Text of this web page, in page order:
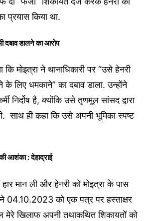
प्रयास किया था.
दबाव डालने का आरोप
मोइत्रा ने थानाधिकारी पर “उसे हेनरी
के लिए धमकाने” का दबाव डाला. उन्होंने
निर्दोष है, क्योंकि उसे तृणमूल सांसद द्वारा
साथ ही कहा कि उसे अपनी भूमिका स्पष्ट
आशंका : देहाद्राई
मान ली और हेनरी को मोइत्रा के पास
ने 04.10.2023 को एक पत्र पर हस्ताक्षर
खिलाफ अपनी तथाकथित शिकायतों को